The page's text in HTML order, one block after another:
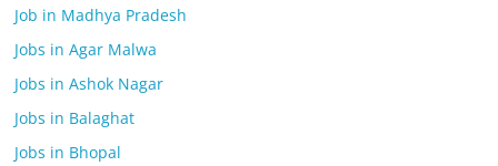
Job in Madhya Pradesh
Jobs in Agar Malwa
Jobs in Ashok Nagar
Jobs in Balaghat
Jobs in Bhopal